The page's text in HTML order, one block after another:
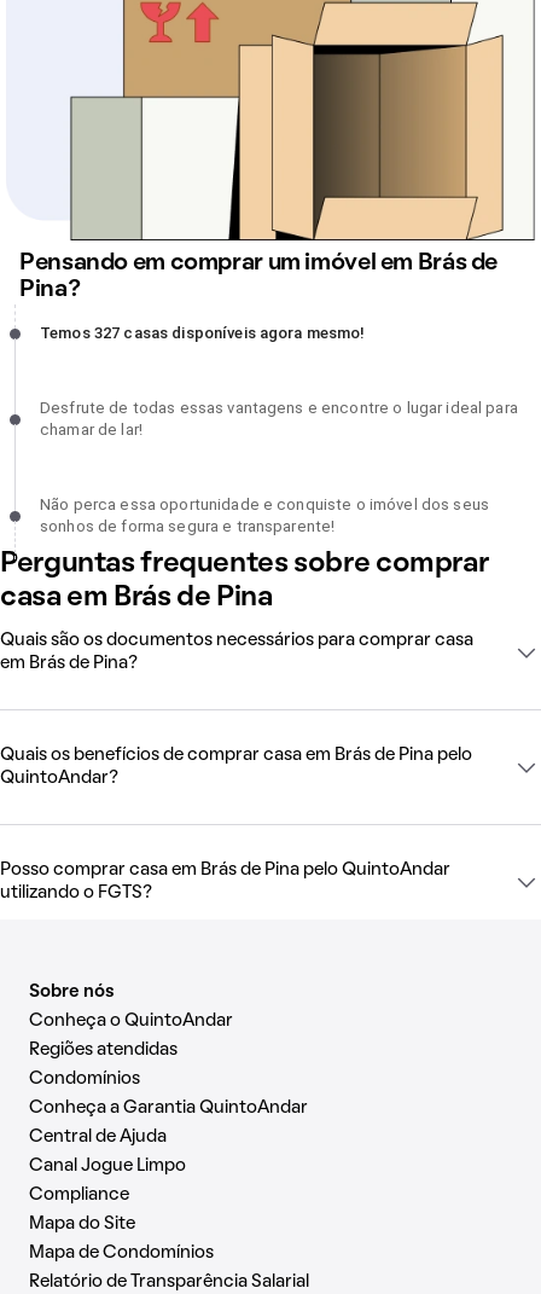
Pensando em comprar um imóvel em Brás de
Pina?
Temos 327 casas disponíveis agora mesmo!, incompleto
Temos 327 casas disponíveis agora mesmo!
Desfrute de todas essas vantagens e encontre o lugar ideal para
chamar de lar!, incompleto
Desfrute de todas essas vantagens e encontre o lugar ideal para
chamar de lar!
Não perca essa oportunidade e conquiste o imóvel dos seus
de forma segura e transparente!, incompleto
Não perca essa oportunidade e conquiste o imóvel dos seus
sonhos de forma segura e transparente!
Perguntas frequentes sobre comprar
casa em Brás de Pina
Quais são os documentos necessários para comprar casa
em Brás de Pina?
Quais os benefícios de comprar casa em Brás de Pina pelo
QuintoAndar?
Posso comprar casa em Brás de Pina pelo QuintoAndar
utilizando o FGTS?
Sobre nós
Conheça o QuintoAndar
Regiões atendidas
Condomínios
Conheça a Garantia QuintoAndar
Central de Ajuda
Canal Jogue Limpo
Compliance
Mapa do Site
Mapa de Condomínios
Relatório de Transparência Salarial